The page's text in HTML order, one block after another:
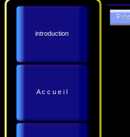
introduction
A c c u e i l